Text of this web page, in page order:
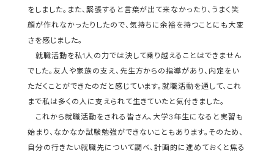
をしました。また、緊張すると言葉が出て来なかったり、うまく笑
顔が作れなかったりしたので、気持ちに余裕を持つことにも大変
さを感じました。
就職活動を私1人の力では決して乗り越えることはできません
でした。友人や家族の支え、先生方からの指導があり、内定をい
ただくことができたのだと感じています。就職活動を通して、これ
まで私は多くの人に支えられて生きていたと気付きました。
これから就職活動をされる皆さん、大学3年生になると実習も
始まり、なかなか試験勉強ができないこともあります。そのため、
自分の行きたい就職先について調べ、計画的に進めておくと焦る